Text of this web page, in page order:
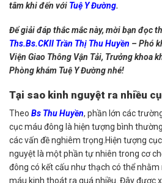
tâm khi đến với Tuệ Y Đường.
Để giải đáp thắc mắc này, mời bạn đọc
Ths.Bs.CKII Trần Thị Thu Huyền – Phó
Viện Giao Thông Vận Tải, Trưởng khoa
Phòng khám Tuệ Y Đường nhé!
Tại sao kinh nguyệt ra nhiều
Theo Bs Thu Huyền, phần lớn các
cục máu đông là hiện tượng bình
các vấn đề nghiêm trọng.Hiện tượng
nguyệt là một phần tự nhiên trong cơ
đông có kết cấu như thạch có thể
máu kinh thoát ra quá nhiều. Đây được